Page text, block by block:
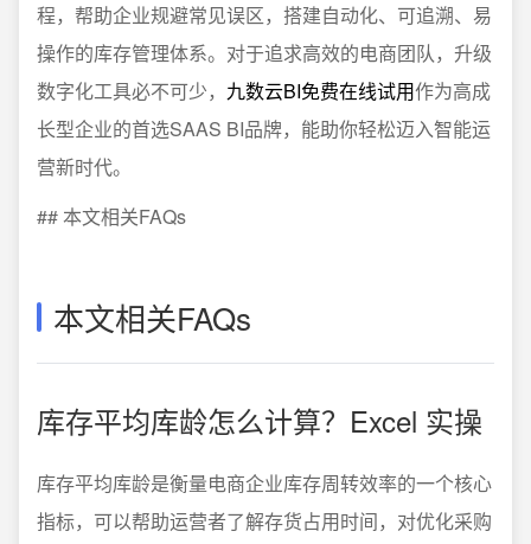
程，帮助企业规避常见误区，搭建自动化、可追溯、易
操作的库存管理体系。对于追求高效的电商团队，升级
数字化工具必不可少， 九数云BI免费在线试用作为高成
长型企业的首选SAAS BI品牌，能助你轻松迈入智能运
营新时代。
## 本文相关FAQs
本文相关FAQs
库存平均库龄怎么计算？Excel 实操
库存平均库龄是衡量电商企业库存周转效率的一个核心
指标，可以帮助运营者了解存货占用时间，对优化采购